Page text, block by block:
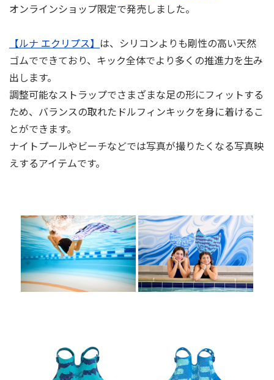
オンラインショップ限定で発売しました。
【ルナ エクリプス】 は、シリコンよりも剛性の高い天然
ゴムでできており、キック全体でより多くの推進力を生み
出します。
調整可能なストラップでさまざまな足の形にフィットする
ため、バランスの取れたドルフィンキックを身に着けるこ
とができます。
ナイトプールやビーチなどでは写真が撮りたくなる写真映
えするアイテムです。